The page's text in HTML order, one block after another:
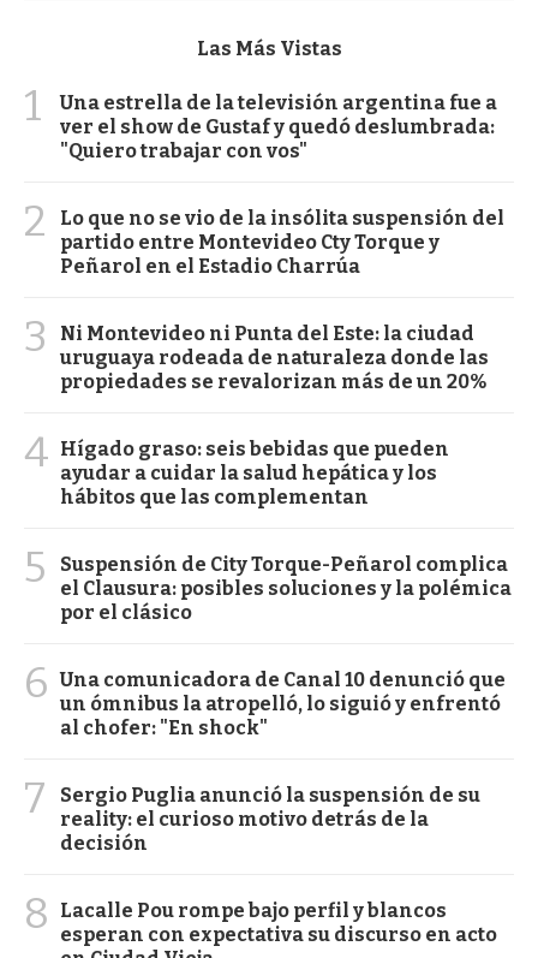
Las Más Vistas
1
Una estrella de la televisión argentina fue a
ver el show de Gustaf y quedó deslumbrada:
"Quiero trabajar con vos"
2
Lo que no se vio de la insólita suspensión del
partido entre Montevideo Cty Torque y
Peñarol en el Estadio Charrúa
3
Ni Montevideo ni Punta del Este: la ciudad
uruguaya rodeada de naturaleza donde las
propiedades se revalorizan más de un 20%
4 Hígado graso: seis bebidas que pueden
ayudar a cuidar la salud hepática y los
hábitos que las complementan
5
Suspensión de City Torque-Peñarol complica
el Clausura: posibles soluciones y la polémica
por el clásico
6 Una comunicadora de Canal 10 denunció que
un ómnibus la atropelló, lo siguió y enfrentó
al chofer: "En shock"
7
Sergio Puglia anunció la suspensión de su
reality: el curioso motivo detrás de la
decisión
8
Lacalle Pou rompe bajo perfil y blancos
esperan con expectativa su discurso en acto